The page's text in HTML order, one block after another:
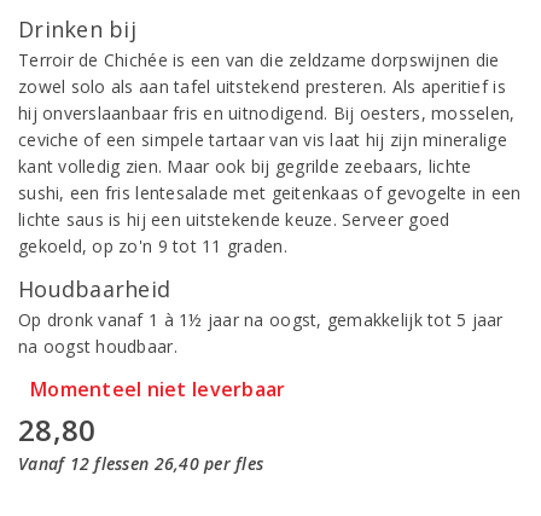
Drinken bij
Terroir de Chichée is een van die zeldzame dorpswijnen die
zowel solo als aan tafel uitstekend presteren. Als aperitief is
hij onverslaanbaar fris en uitnodigend. Bij oesters, mosselen,
ceviche of een simpele tartaar van vis laat hij zijn mineralige
kant volledig zien. Maar ook bij gegrilde zeebaars, lichte
sushi, een fris lentesalade met geitenkaas of gevogelte in een
lichte saus is hij een uitstekende keuze. Serveer goed
gekoeld, op zo'n 9 tot 11 graden.
Houdbaarheid
Op dronk vanaf 1 à 1½ jaar na oogst, gemakkelijk tot 5 jaar
na oogst houdbaar.
Momenteel niet leverbaar
28,80
Vanaf 12 flessen 26,40 per fles